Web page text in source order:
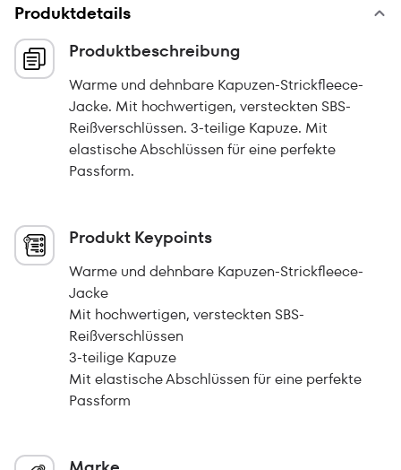
Produktdetails
Produktbeschreibung
Warme und dehnbare Kapuzen-Strickfleece-
Jacke. Mit hochwertigen, versteckten SBS-
Reißverschlüssen. 3-teilige Kapuze. Mit
elastische Abschlüssen für eine perfekte
Passform.
Produkt Keypoints
Warme und dehnbare Kapuzen-Strickfleece-
Jacke
Mit hochwertigen, versteckten SBS-
Reißverschlüssen
3-teilige Kapuze
Mit elastische Abschlüssen für eine perfekte
Passform